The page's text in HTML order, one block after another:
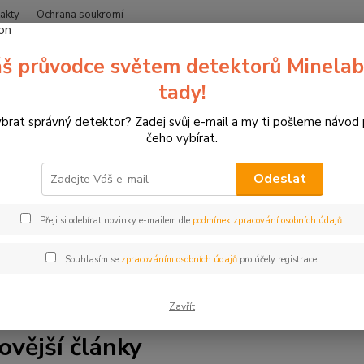
Ochrana soukromí
Hledat
blogu zipsy.cz. Jsme specializovaný prodejce detektorů
vše, co potřebujete vědět. Najdete zde tipy a rady pro
také články o lukostřelbě, 3D terčích a závodech. Ať už jste
články
průvodce světem detektorů
tady!
správný detektor? Zadej svůj e-mail a my ti pošleme návod
čeho vybírat.
Odeslat
Přeji si odebírat novinky e-mailem dle podmínek zpracování osobních údajů.
Souhlasím se zpracováním osobních údajůpro účely registrace.
Zavřít